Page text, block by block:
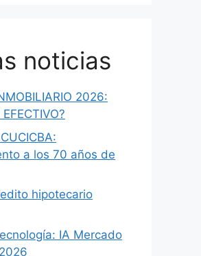
noticias
2026:
a los 70 años de
hipotecario
IA Mercado